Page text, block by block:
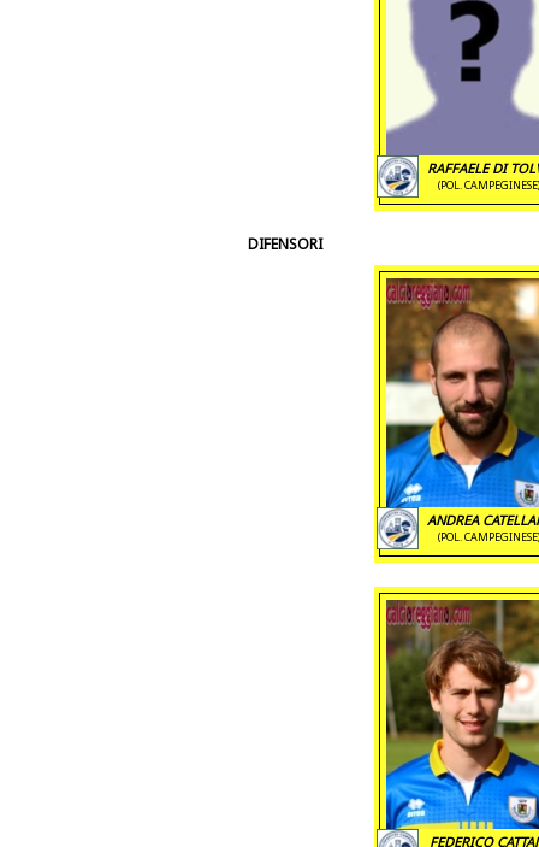
RAFFAELE DI
(POL. CAMPEGINESE)
DIFENSORI
ANDREA
(POL. CAMPEGINESE)
FEDERICO